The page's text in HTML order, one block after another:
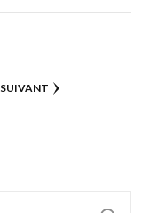
SUIVANT